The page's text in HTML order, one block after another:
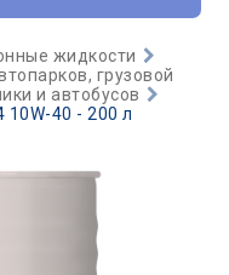
жидкости
грузовой
и автобусов
10W-40 - 200 л